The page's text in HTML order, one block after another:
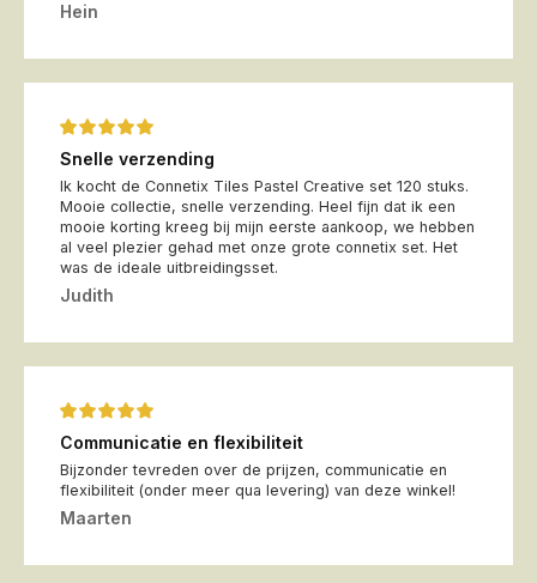
Hein
Snelle verzending
Ik kocht de Connetix Tiles Pastel Creative set 120 stuks.
Mooie collectie, snelle verzending. Heel fijn dat ik een
mooie korting kreeg bij mijn eerste aankoop, we hebben
al veel plezier gehad met onze grote connetix set. Het
was de ideale uitbreidingsset.
Judith
Communicatie en flexibiliteit
Bijzonder tevreden over de prijzen, communicatie en
flexibiliteit (onder meer qua levering) van deze winkel!
Maarten